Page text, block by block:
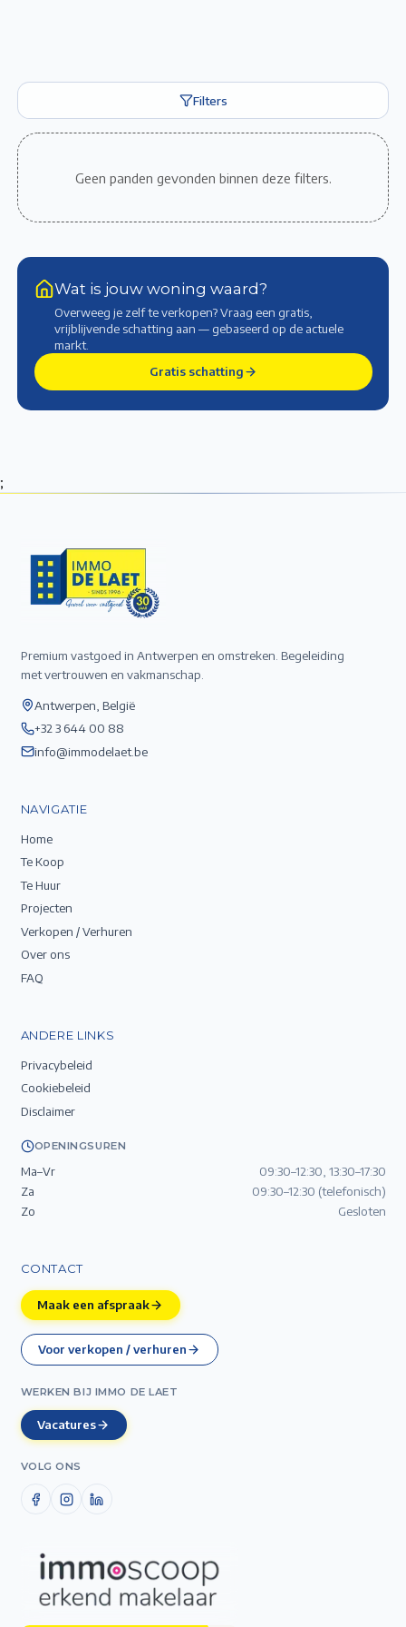
Filters
Geen panden gevonden binnen deze filters.
Wat is jouw woning waard?
Overweeg je zelf te verkopen? Vraag een gratis,
vrijblijvende schatting aan — gebaseerd op de actuele
markt.
Gratis schatting
;
Premium vastgoed in Antwerpen en omstreken. Begeleiding
met vertrouwen en vakmanschap.
Antwerpen, België
+32 3 644 00 88
info@immodelaet.be
NAVIGATIE
Home
Te Koop
Te Huur
Projecten
Verkopen / Verhuren
Over ons
FAQ
ANDERE LINKS
Privacybeleid
Cookiebeleid
Disclaimer
OPENINGSUREN
Ma–Vr
09:30–12:30, 13:30–17:30
Za
09:30–12:30 (telefonisch)
Zo
Gesloten
CONTACT
Maak een afspraak
Voor verkopen / verhuren
WERKEN BIJ IMMO DE LAET
Vacatures
VOLG ONS